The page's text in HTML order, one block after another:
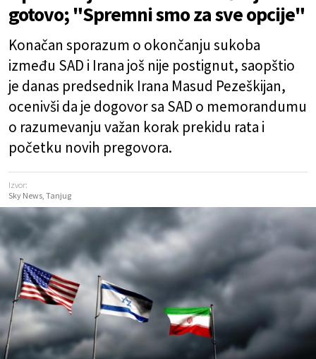
gotovo; "Spremni smo za sve opcije"
Konačan sporazum o okončanju sukoba
između SAD i Irana još nije postignut, saopštio
je danas predsednik Irana Masud Pezeškijan,
ocenivši da je dogovor sa SAD o memorandumu
o razumevanju važan korak prekidu rata i
početku novih pregovora.
Izvor:
Sky News, Tanjug